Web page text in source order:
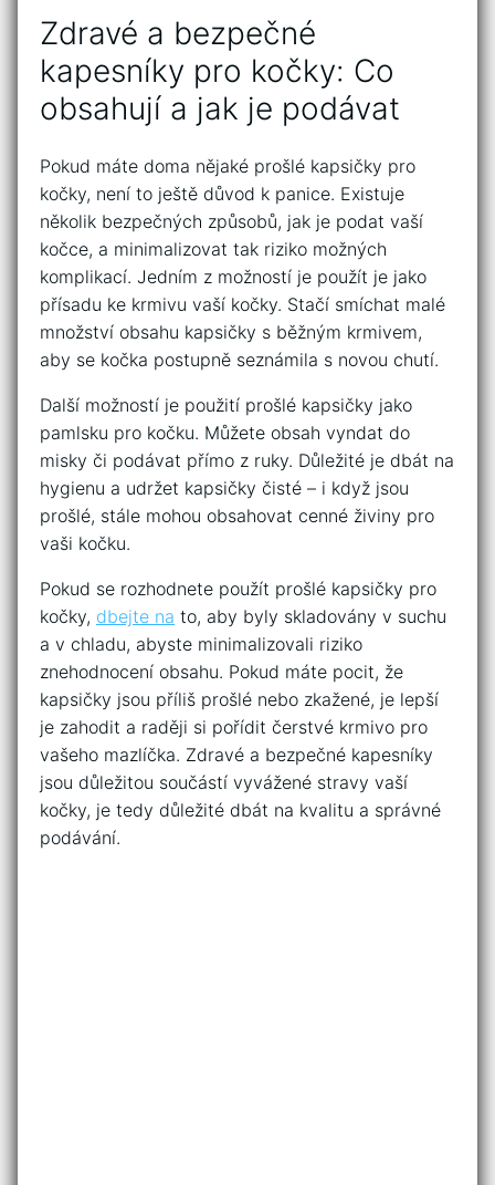
Zdravé a bezpečné
kapesníky pro kočky:⁣ Co
obsahují ‍a ‍jak je podávat
Pokud máte doma nějaké prošlé kapsičky pro
kočky, není to ještě důvod k panice. Existuje
několik bezpečných​ způsobů, jak ‍je podat vaší
kočce, a⁤ minimalizovat tak riziko možných
komplikací. Jedním z⁢ možností je použít je jako
přísadu⁣ ke krmivu ⁣vaší ​kočky. Stačí​ smíchat malé⁢
množství obsahu kapsičky s běžným krmivem,
‍aby se‍ kočka postupně ⁤seznámila s novou chutí.
Další možností je ‌použití prošlé kapsičky⁤ jako⁢
pamlsku pro kočku. Můžete obsah vyndat ‌do
misky či ⁣podávat přímo z ruky. Důležité je ⁣dbát na
hygienu a udržet​ kapsičky čisté – i když jsou
prošlé, stále mohou‌ obsahovat cenné živiny pro
vaši kočku.
Pokud se rozhodnete použít prošlé‌ kapsičky pro
kočky,⁢ dbejte na ‌to, aby byly⁤ skladovány v⁣ suchu ​
a‍ v chladu, abyste​ minimalizovali ‌riziko
znehodnocení obsahu. Pokud⁣ máte‌ pocit, že​
kapsičky jsou příliš prošlé nebo zkažené, je lepší
je zahodit a raději si pořídit čerstvé krmivo pro
‍vašeho mazlíčka. Zdravé⁤ a bezpečné kapesníky
jsou ‌důležitou součástí vyvážené stravy vaší
kočky, ⁤je tedy důležité dbát na kvalitu a správné
podávání.